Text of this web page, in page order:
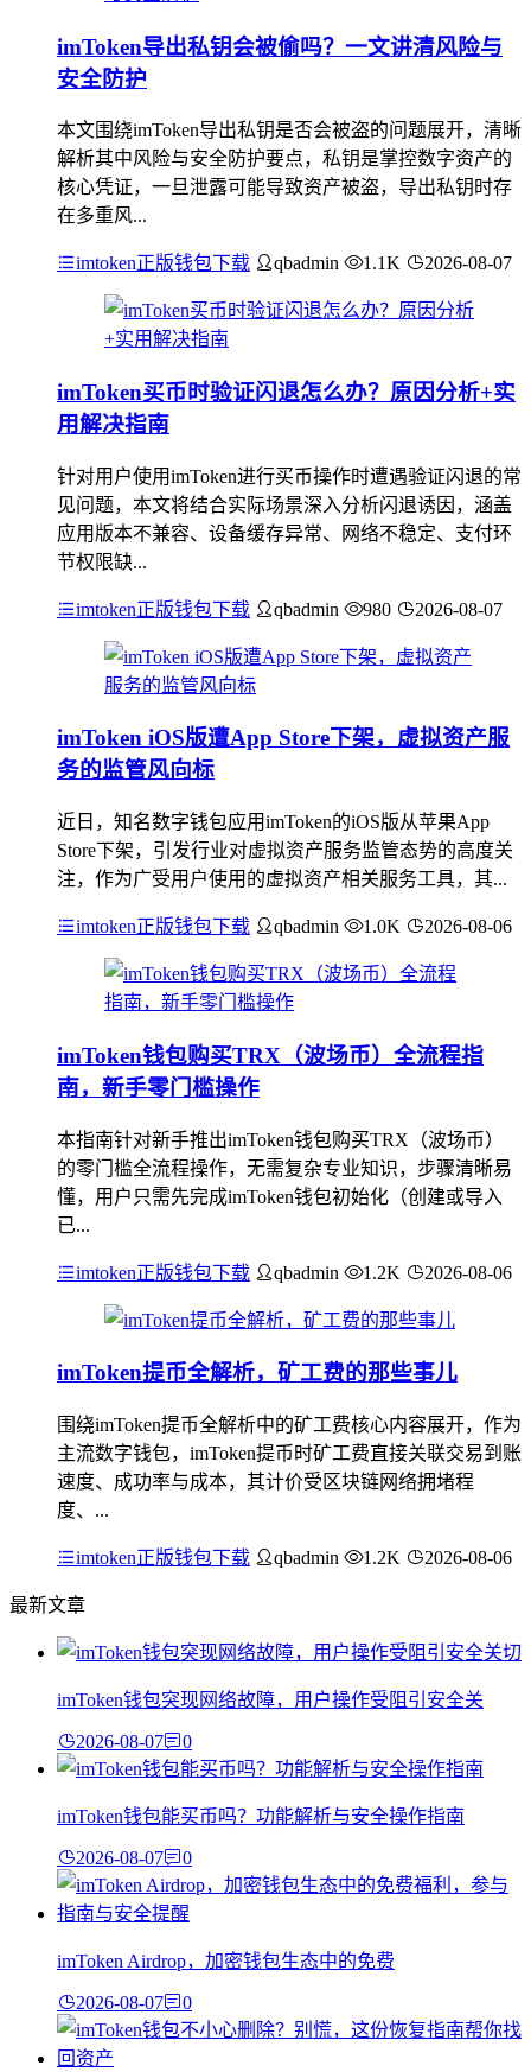
imToken导出私钥会被偷吗？一文讲清风险与
安全防护
本文围绕imToken导出私钥是否会被盗的问题展开，清晰
解析其中风险与安全防护要点，私钥是掌控数字资产的
核心凭证，一旦泄露可能导致资产被盗，导出私钥时存
在多重风...
imtoken正版钱包下载 qbadmin 1.1K 2026-08-07
imToken买币时验证闪退怎么办？原因分析+实
用解决指南
针对用户使用imToken进行买币操作时遭遇验证闪退的常
见问题，本文将结合实际场景深入分析闪退诱因，涵盖
应用版本不兼容、设备缓存异常、网络不稳定、支付环
节权限缺...
imtoken正版钱包下载 qbadmin 980 2026-08-07
imToken iOS版遭App Store下架，虚拟资产服
务的监管风向标
近日，知名数字钱包应用imToken的iOS版从苹果App
Store下架，引发行业对虚拟资产服务监管态势的高度关
注，作为广受用户使用的虚拟资产相关服务工具，其...
imtoken正版钱包下载 qbadmin 1.0K 2026-08-06
imToken钱包购买TRX（波场币）全流程指
南，新手零门槛操作
本指南针对新手推出imToken钱包购买TRX（波场币）
的零门槛全流程操作，无需复杂专业知识，步骤清晰易
懂，用户只需先完成imToken钱包初始化（创建或导入
已...
imtoken正版钱包下载 qbadmin 1.2K 2026-08-06
imToken提币全解析，矿工费的那些事儿
围绕imToken提币全解析中的矿工费核心内容展开，作为
主流数字钱包，imToken提币时矿工费直接关联交易到账
速度、成功率与成本，其计价受区块链网络拥堵程
度、...
imtoken正版钱包下载 qbadmin 1.2K 2026-08-06
最新文章
imToken钱包突现网络故障，用户操作受阻引安全关
2026-08-07 0
imToken钱包能买币吗？功能解析与安全操作指南
2026-08-07 0
imToken Airdrop，加密钱包生态中的免费
2026-08-07 0